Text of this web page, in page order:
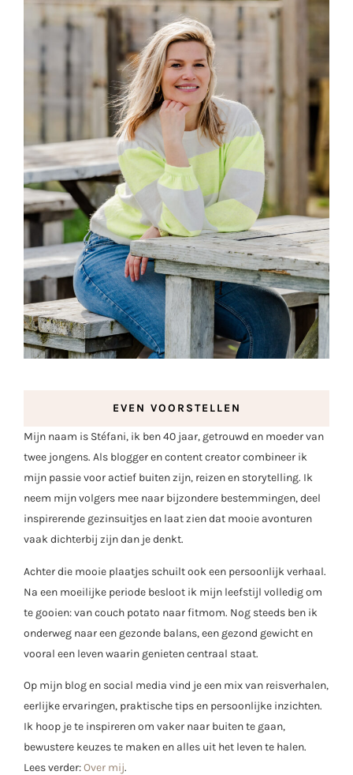
EVEN VOORSTELLEN
Mijn naam is Stéfani, ik ben 40 jaar, getrouwd en moeder van
twee jongens. Als blogger en content creator combineer ik
mijn passie voor actief buiten zijn, reizen en storytelling. Ik
neem mijn volgers mee naar bijzondere bestemmingen, deel
inspirerende gezinsuitjes en laat zien dat mooie avonturen
vaak dichterbij zijn dan je denkt.
Achter die mooie plaatjes schuilt ook een persoonlijk verhaal.
Na een moeilijke periode besloot ik mijn leefstijl volledig om
te gooien: van couch potato naar fitmom. Nog steeds ben ik
onderweg naar een gezonde balans, een gezond gewicht en
vooral een leven waarin genieten centraal staat.
Op mijn blog en social media vind je een mix van reisverhalen,
eerlijke ervaringen, praktische tips en persoonlijke inzichten.
Ik hoop je te inspireren om vaker naar buiten te gaan,
bewustere keuzes te maken en alles uit het leven te halen.
Lees verder:Over mij.